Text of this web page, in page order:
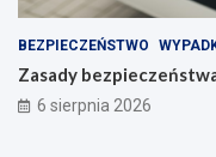
BEZPIECZEŃSTWO
Zasady
6 sierpnia 2026